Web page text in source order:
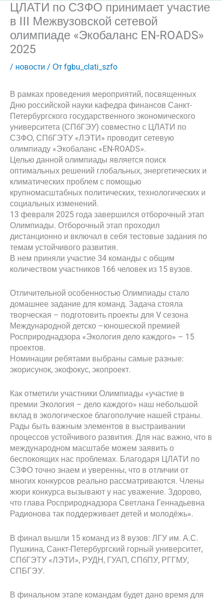
ЦЛАТИ по СЗФО принимает участие
в III Межвузовской сетевой
олимпиаде «Экобаланс EN-ROADS»
2025
/ новости / От fgbu_clati_szfo
В рамках проведения мероприятий, посвященных
Дню российской науки кафедра финансов Санкт-
Петербургского государственного экономического
университета (СПбГЭУ) совместно с ЦЛАТИ по
СЗФО, СПбГЭТУ «ЛЭТИ» проводит сетевую
олимпиаду «Экобаланс «EN-ROADS».
Целью данной олимпиады является поиск
оптимальных решений глобальных, энергетических и
климатических проблем с помощью
крупномасштабных политических, технологических и
социальных изменений.
13 февраля 2025 года завершился отборочный этап
Олимпиады. Отборочный этап проходил
дистанционно и включал в себя тестовые задания по
темам устойчивого развития.
В нем приняли участие 34 команды с общим
количеством участников 166 человек из 15 вузов.
Отличительной особенностью Олимпиады стало
домашнее задание для команд. Задача стояла
творческая – подготовить проекты для V сезона
Международной детско –юношеской премией
Росприроднадзора «Экология дело каждого» – 15
проектов.
Номинации ребятами выбраны самые разные:
экорисунок, экофокус, экопроект.
Как отметили участники Олимпиады «участие в
премии Экология – дело каждого» наш небольшой
вклад в экологическое благополучие нашей страны.
Рады быть важным элементов в выстраивании
процессов устойчивого развития. Для нас важно, что в
международном масштабе можем заявить о
беспокоящих нас проблемах. Благодаря ЦЛАТИ по
СЗФО точно знаем и уверенны, что в отличии от
многих конкурсов реально рассматриваются. Члены
жюри конкурса вызывают у нас уважение. Здорово,
что глава Росприроднадзора Светлана Геннадьевна
Радионова так поддерживает детей и молодёжь».
В финал вышли 15 команд из 8 вузов: ЛГУ им. А.С.
Пушкина, Санкт-Петербургский горный университет,
СПбГЭТУ «ЛЭТИ», РУДН, ГУАП, СПбПУ, РГГМУ,
СПБГЭУ.
В финальном этапе командам будет дано время для